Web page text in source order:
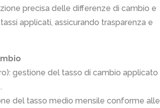
precisa delle differenze di cambio e
applicati, assicurando trasparenza e
gestione del tasso di cambio applicato
del tasso medio mensile conforme alle